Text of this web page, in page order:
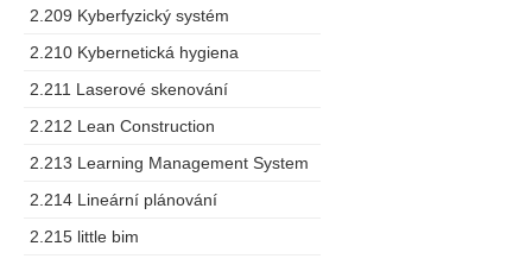
2.209 Kyberfyzický systém
2.210 Kybernetická hygiena
2.211 Laserové skenování
2.212 Lean Construction
2.213 Learning Management System
2.214 Lineární plánování
2.215 little bim